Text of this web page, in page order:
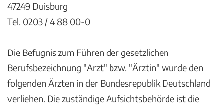
47249 Duisburg
Tel. 0203 / 4 88 00-0
Die Befugnis zum Führen der gesetzlichen
Berufsbezeichnung "Arzt" bzw. "Ärztin" wurde den
folgenden Ärzten in der Bundesrepublik Deutschland
verliehen. Die zuständige Aufsichtsbehörde ist die